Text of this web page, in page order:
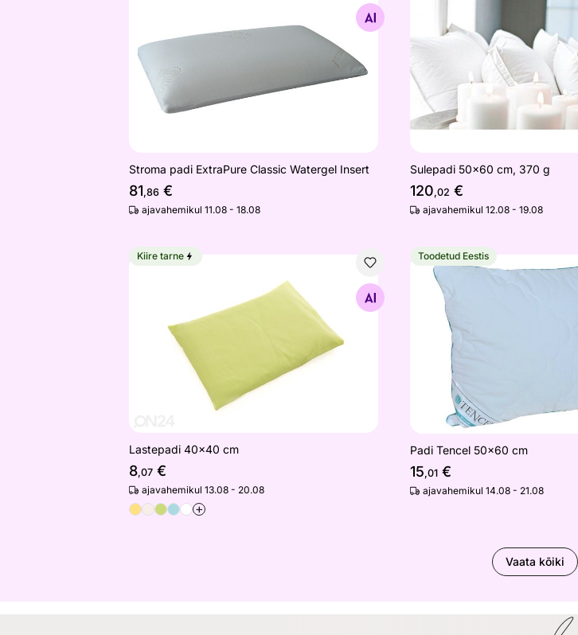
Stroma padi ExtraPure Classic Watergel Insert
81,86 €
ajavahemikul 11.08 - 18.08
Sulepadi 50x60 cm, 370 g
120,02 €
ajavahemikul 12.08 - 19.08
Otsi sarnaseid
Kiire tarne
Lastepadi 40x40 cm
8,07 €
ajavahemikul 13.08 - 20.08
+
Padi Tencel 50x60 cm
Toodetud Eestis
Padi Tencel 50x60 cm
15,01 €
ajavahemikul 14.08 - 21.08
Vaata kõiki